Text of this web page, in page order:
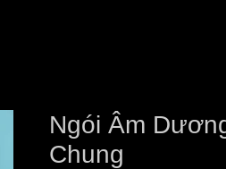
Ngói Âm
Chung